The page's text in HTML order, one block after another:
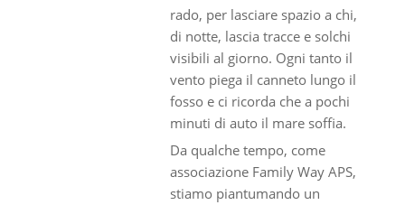
rado, per lasciare spazio a chi,
di notte, lascia tracce e solchi
visibili al giorno. Ogni tanto il
vento piega il canneto lungo il
fosso e ci ricorda che a pochi
minuti di auto il mare soffia.
Da qualche tempo, come
associazione Family Way APS,
stiamo piantumando un